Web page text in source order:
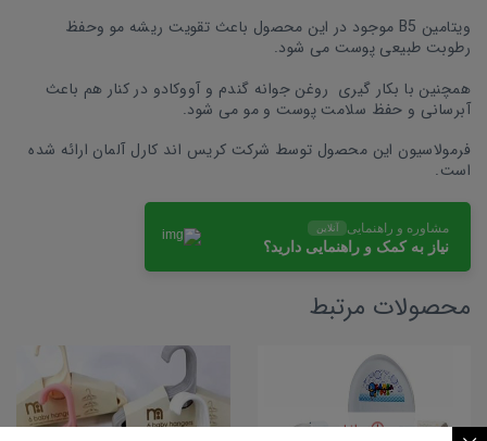
ویتامین B5 موجود در این محصول باعث تقویت ریشه مو وحفظ
رطوبت طبیعی پوست می شود.
همچنین با بکار گیری روغن جوانه گندم و آووکادو در کنار هم باعث
آبرسانی و حفظ سلامت پوست و مو می شود.
فرمولاسیون این محصول توسط شرکت کریس اند کارل آلمان ارائه شده
است.
مشاوره و راهنمایی آنلاین
نیاز به کمک و راهنمایی دارید؟
محصولات مرتبط
در انبار